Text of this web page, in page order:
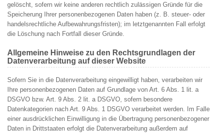
gelöscht, sofern wir keine anderen rechtlich zulässigen Gründe für die
Speicherung Ihrer personenbezogenen Daten haben (z. B. steuer- oder
handelsrechtliche Aufbewahrungsfristen); im letztgenannten Fall erfolgt
die Löschung nach Fortfall dieser Gründe.
Allgemeine Hinweise zu den Rechtsgrundlagen der
Datenverarbeitung auf dieser Website
Sofern Sie in die Datenverarbeitung eingewilligt haben, verarbeiten wir
Ihre personenbezogenen Daten auf Grundlage von Art. 6 Abs. 1 lit. a
DSGVO bzw. Art. 9 Abs. 2 lit. a DSGVO, sofern besondere
Datenkategorien nach Art. 9 Abs. 1 DSGVO verarbeitet werden. Im Falle
einer ausdrücklichen Einwilligung in die Übertragung personenbezogener
Daten in Drittstaaten erfolgt die Datenverarbeitung außerdem auf